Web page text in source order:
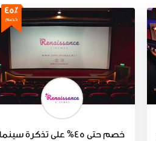
45٪
خصم
خصم حتى 45% على تذكرة سينما